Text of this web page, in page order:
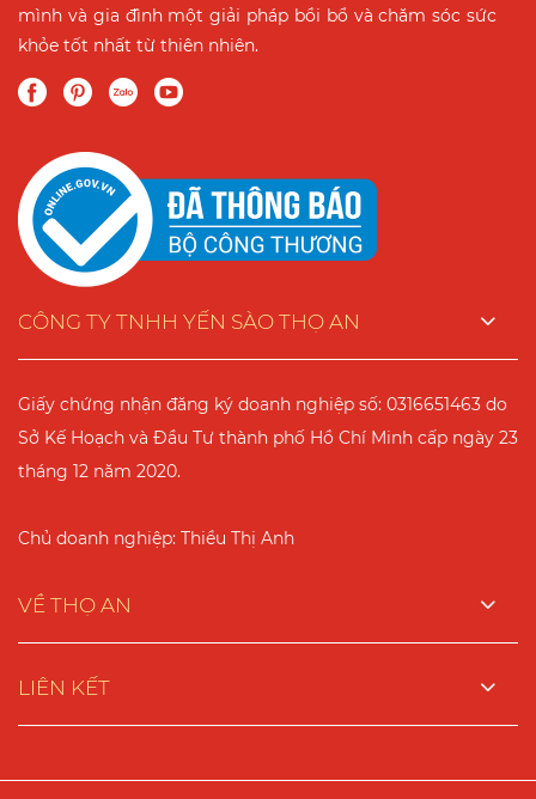
mình và gia đình một giải pháp bồi bổ và chăm sóc sức
khỏe tốt nhất từ thiên nhiên.
CÔNG TY TNHH YẾN SÀO THỌ AN
Giấy chứng nhận đăng ký doanh nghiệp số: 0316651463 do
Sở Kế Hoạch và Đầu Tư thành phố Hồ Chí Minh cấp ngày 23
tháng 12 năm 2020.
Chủ doanh nghiệp: Thiều Thị Anh
VỀ THỌ AN
LIÊN KẾT